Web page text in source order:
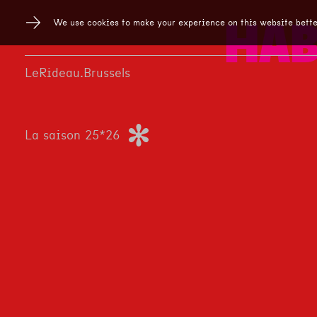
We use cookies to make your experience on this website
LeRideau.Brussels
La saison 25*26